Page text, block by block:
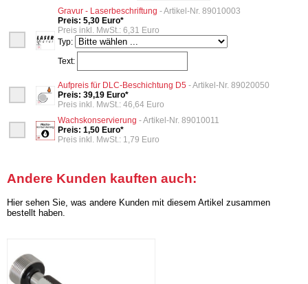
Gravur - Laserbeschriftung - Artikel-Nr. 89010003
Preis: 5,30 Euro*
Preis inkl. MwSt.: 6,31 Euro
Typ:
Text:
Aufpreis für DLC-Beschichtung D5 - Artikel-Nr. 89020050
Preis: 39,19 Euro*
Preis inkl. MwSt.: 46,64 Euro
Wachskonservierung - Artikel-Nr. 89010011
Preis: 1,50 Euro*
Preis inkl. MwSt.: 1,79 Euro
Andere Kunden kauften auch:
Hier sehen Sie, was andere Kunden mit diesem Artikel zusammen
bestellt haben.